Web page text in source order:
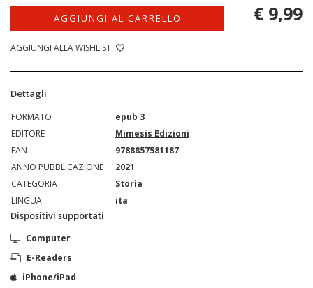
AGGIUNGI AL CARRELLO
AGGIUNGI ALLA WISHLIST
€ 9,99
Dettagli
FORMATO
epub 3
EDITORE
Mimesis Edizioni
EAN
9788857581187
ANNO PUBBLICAZIONE
2021
CATEGORIA
Storia
LINGUA
ita
Dispositivi supportati
Computer
E-Readers
iPhone/iPad